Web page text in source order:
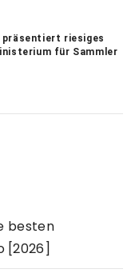
präsentiert riesiges
für Sammler
besten
[2026]